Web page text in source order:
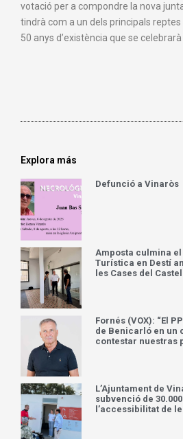
votació per a compondre la nova
tindrà com a un dels principals
50 anys d’existència que se
Explora más
Defunció a Vinaròs
Amposta culmina
Turística en Destí
les Cases del
Fornés (VOX): “El
de Benicarló en un
contestar nuestras
L’Ajuntament de
subvenció de
l’accessibilitat de